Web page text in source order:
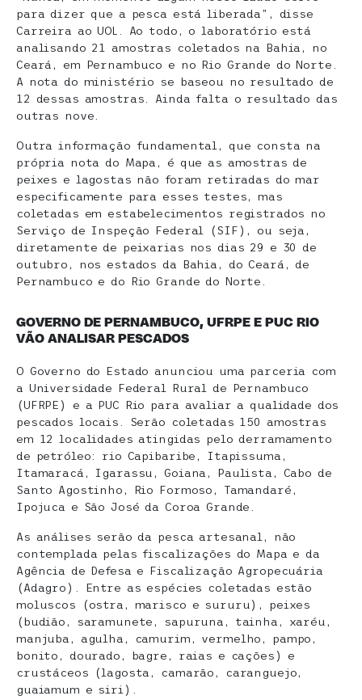
para dizer que a pesca está liberada”, disse
Carreira ao UOL. Ao todo, o laboratório está
analisando 21 amostras coletados na Bahia, no
Ceará, em Pernambuco e no Rio Grande do Norte.
A nota do ministério se baseou no resultado de
12 dessas amostras. Ainda falta o resultado das
outras nove.
Outra informação fundamental, que consta na
própria nota do Mapa, é que as amostras de
peixes e lagostas não foram retiradas do mar
especificamente para esses testes, mas
coletadas em estabelecimentos registrados no
Serviço de Inspeção Federal (SIF), ou seja,
diretamente de peixarias nos dias 29 e 30 de
outubro, nos estados da Bahia, do Ceará, de
Pernambuco e do Rio Grande do Norte.
GOVERNO DE PERNAMBUCO, UFRPE E PUC RIO
VÃO ANALISAR PESCADOS
O Governo do Estado anunciou uma parceria com
a Universidade Federal Rural de Pernambuco
(UFRPE) e a PUC Rio para avaliar a qualidade dos
pescados locais. Serão coletadas 150 amostras
em 12 localidades atingidas pelo derramamento
de petróleo: rio Capibaribe, Itapissuma,
Itamaracá, Igarassu, Goiana, Paulista, Cabo de
Santo Agostinho, Rio Formoso, Tamandaré,
Ipojuca e São José da Coroa Grande.
As análises serão da pesca artesanal, não
contemplada pelas fiscalizações do Mapa e da
Agência de Defesa e Fiscalização Agropecuária
(Adagro). Entre as espécies coletadas estão
moluscos (ostra, marisco e sururu), peixes
(budião, saramunete, sapuruna, tainha, xaréu,
manjuba, agulha, camurim, vermelho, pampo,
bonito, dourado, bagre, raias e cações) e
crustáceos (lagosta, camarão, caranguejo,
guaiamum e siri).